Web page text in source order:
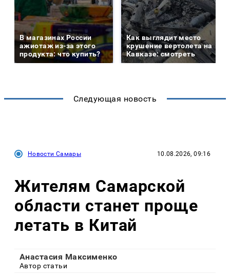
В магазинах России
ажиотаж из-за этого
продукта: что купить?
Как выглядит место
крушение вертолета на
Кавказе: смотреть
Следующая новость
Новости Самары 10.08.2026, 09:16
Жителям Самарской
области станет проще
летать в Китай
Анастасия Максименко
Автор статьи